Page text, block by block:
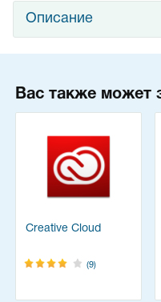
Описание
Вас также может
Creative Cloud
(9)